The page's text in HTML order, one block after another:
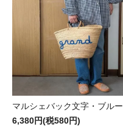
マルシェバック文字・ブルー
6,380円(税580円)